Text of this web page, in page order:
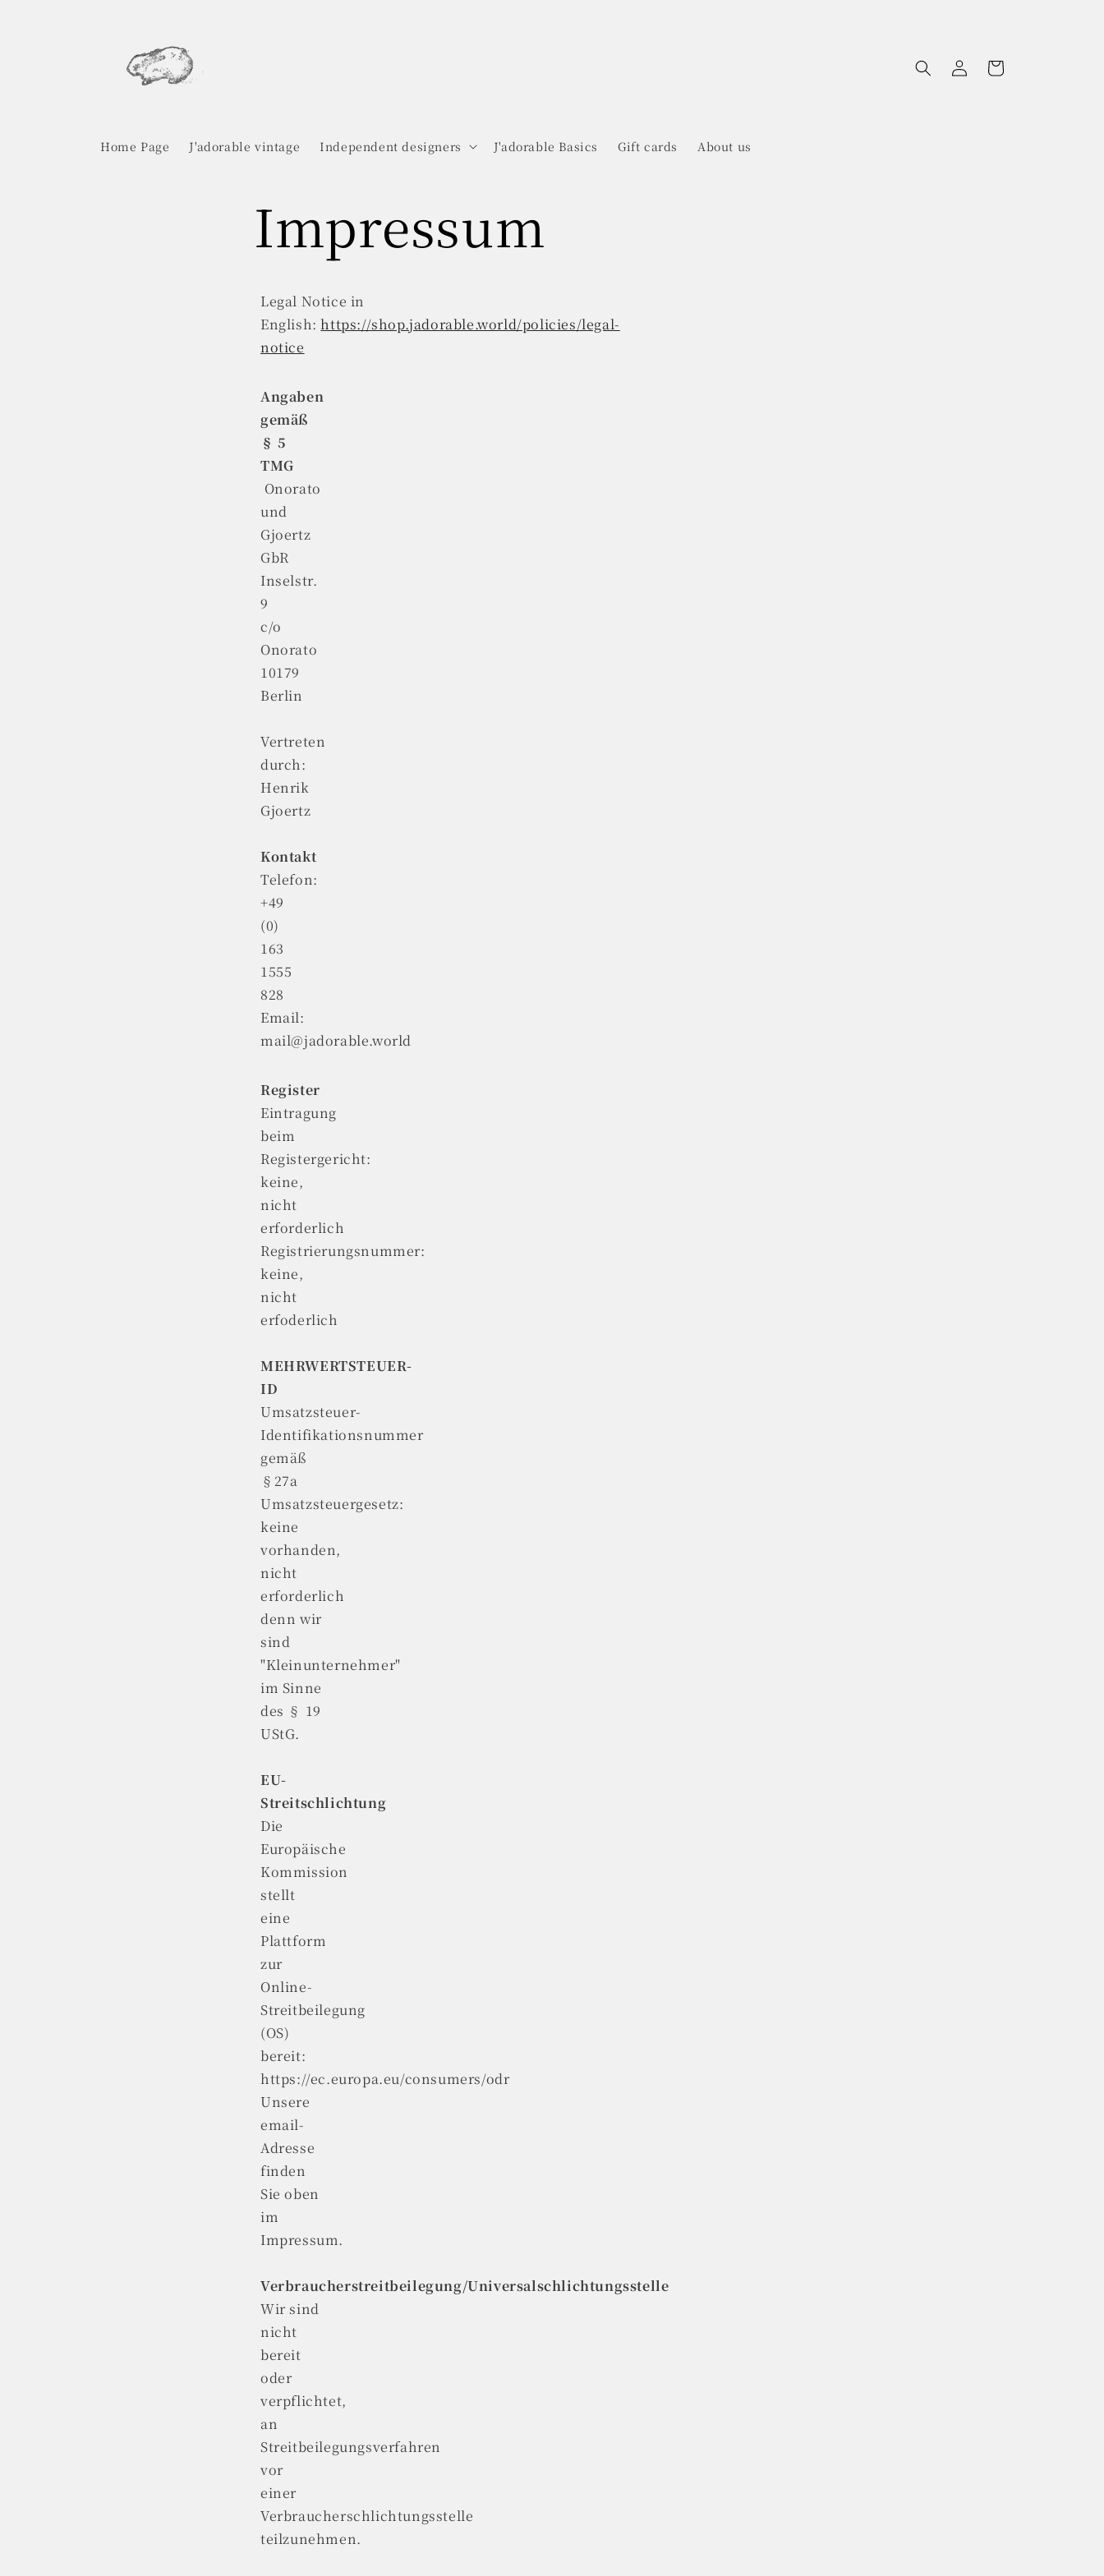
Home Page J'adorable vintage Independent designers J'adorable Basics Gift cards About us
Log
in
Cart
Impressum
Legal Notice in
English:https://shop.jadorable.world/policies/legal-
notice
Angaben
gemäß
§ 5
TMG
Onorato
und
Gjoertz
GbR
Inselstr.
9
c/o
Onorato
10179
Berlin
Vertreten
durch:
Henrik
Gjoertz
Kontakt
Telefon:
+49
(0)
163
1555
828
Email:
mail@jadorable.world
Register
Eintragung
beim
Registergericht:
keine,
nicht
erforderlich
Registrierungsnummer:
keine,
nicht
erfoderlich
MEHRWERTSTEUER-
ID
Umsatzsteuer-
Identifikationsnummer
gemäß
§27a
Umsatzsteuergesetz:
keine
vorhanden,
nicht
erforderlich
denn wir
sind
"Kleinunternehmer"
im Sinne
des § 19
UStG.
EU-
Streitschlichtung
Die
Europäische
Kommission
stellt
eine
Plattform
zur
Online-
Streitbeilegung
(OS)
bereit:
https://ec.europa.eu/consumers/odr
Unsere
email-
Adresse
finden
Sie oben
im
Impressum.
Verbraucherstreitbeilegung/Universalschlichtungsstelle
Wir sind
nicht
bereit
oder
verpflichtet,
an
Streitbeilegungsverfahren
vor
einer
Verbraucherschlichtungsstelle
teilzunehmen.